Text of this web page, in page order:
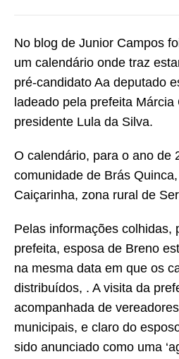
No blog de Junior Campos
um calendário onde traz
pré-candidato Aa deputado
ladeado pela prefeita Márcia
presidente Lula da Silva.
O calendário, para o ano de
comunidade de Brás
Caiçarinha, zona rural de
Pelas informações colhidas,
prefeita, esposa de Breno
na mesma data em que os
distribuídos, . A visita da
acompanhada de
municipais, e claro do
sido anunciado como uma